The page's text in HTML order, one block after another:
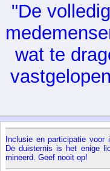
"De
wat te
In­clu­sie en par­ti­ci­pa­tie voor
De duis­ter­nis is het eni­ge
mi­neerd. Geef nooit op!